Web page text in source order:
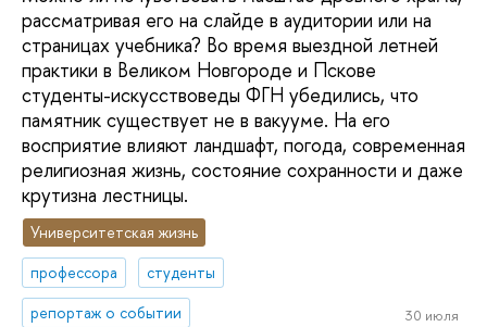
рассматривая его на слайде в аудитории или на
страницах учебника? Во время выездной летней
практики в Великом Новгороде и Пскове
студенты-искусствоведы ФГН убедились, что
памятник существует не в вакууме. На его
восприятие влияют ландшафт, погода, современная
религиозная жизнь, состояние сохранности и даже
крутизна лестницы.
Университетская жизнь
профессора
студенты
репортаж о событии
30 июля